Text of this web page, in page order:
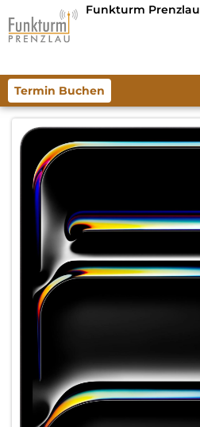
Funkturm Prenzlau
Termin Buchen